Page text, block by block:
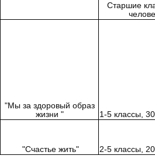
Старшие
"Мы за здоровый образ
жизни "
1-5 классы,
"Счастье жить" 2-5 классы,